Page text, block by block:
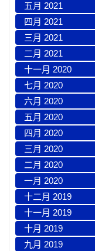
五月 2021
四月 2021
三月 2021
二月 2021
十一月 2020
七月 2020
六月 2020
五月 2020
四月 2020
三月 2020
二月 2020
一月 2020
十二月 2019
十一月 2019
十月 2019
九月 2019